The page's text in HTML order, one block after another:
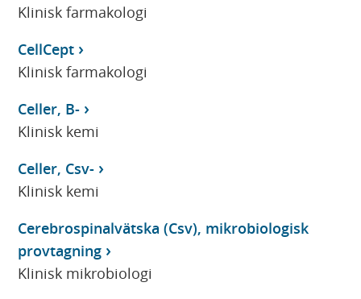
Klinisk farmakologi
CellCept
Klinisk farmakologi
Celler, B-
Klinisk kemi
Celler, Csv-
Klinisk kemi
Cerebrospinalvätska (Csv), mikrobiologisk
provtagning
Klinisk mikrobiologi